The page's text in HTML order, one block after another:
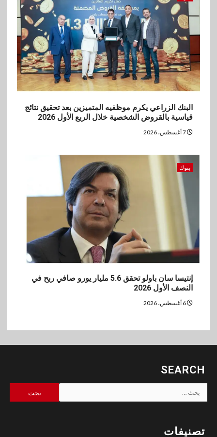
البنك الزراعي يكرم موظفيه المتميزين بعد تحقيق نتائج
قياسية بالقروض الشخصية خلال الربع الأول 2026
بنوك
إنتيسا سان باولو تحقق 5.6 مليار يورو صافي ربح في
النصف الأول 2026
SEARCH
البحث
عن:
تصنيفات